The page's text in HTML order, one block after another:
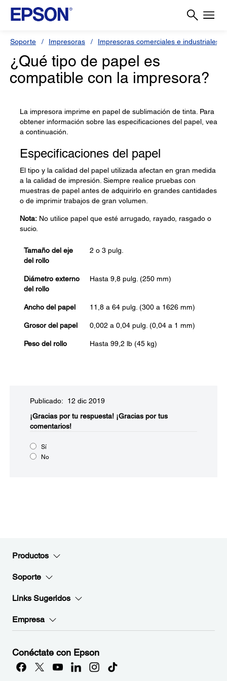
Soporte Impresoras Impresoras comerciales e industriales
¿Qué tipo de papel es
compatible con la impresora?
La impresora imprime en papel de sublimación de tinta. Para
obtener información sobre las especificaciones del papel, vea
a continuación.
Especificaciones del papel
El tipo y la calidad del papel utilizada afectan en gran medida
a la calidad de impresión. Siempre realice pruebas con
muestras de papel antes de adquirirlo en grandes cantidades
o de imprimir trabajos de gran volumen.
Nota: No utilice papel que esté arrugado, rayado, rasgado o
sucio.
Tamaño del eje
del rollo
2 o 3 pulg.
Diámetro externo
del rollo
Hasta 9,8 pulg. (250 mm)
Ancho del papel 11,8 a 64 pulg. (300 a 1626 mm)
Grosor del papel 0,002 a 0,04 pulg. (0,04 a 1 mm)
Peso del rollo Hasta 99,2 lb (45 kg)
Publicado: 12 dic 2019
¡Gracias por tu respuesta! ¡Gracias por tus
comentarios!
Sí
No
Productos
Soporte
Links Sugeridos
Empresa
Conéctate con Epson